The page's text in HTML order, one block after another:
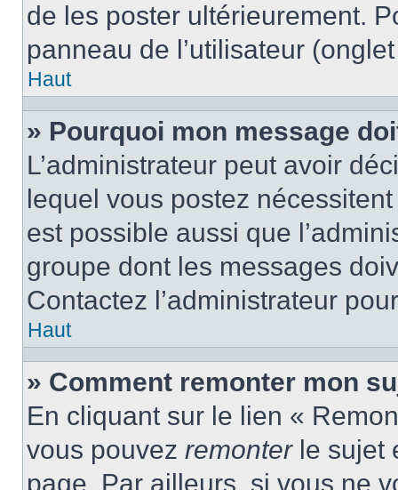
de les poster ultérieurement.
panneau de l’utilisateur
Haut
» Pourquoi mon message
L’administrateur peut avoir
lequel vous postez
est possible aussi que
groupe dont les messages
Contactez l’administrateur
Haut
» Comment remonter mon
En cliquant sur le lien «
vous pouvez remonterle sujet
page. Par ailleurs, si vous ne